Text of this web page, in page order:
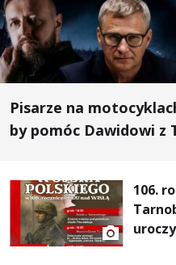
Pisarze na
by pomóc Dawidowi z
106.